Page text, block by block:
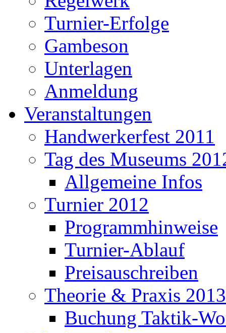
Turnier-Erfolge
Gambeson
Unterlagen
Anmeldung
Veranstaltungen
Handwerkerfest 2011
Tag des Museums
Allgemeine Infos
Turnier 2012
Programmhinweise
Turnier-Ablauf
Preisauschreiben
Theorie & Praxis 2013
Buchung Taktik-